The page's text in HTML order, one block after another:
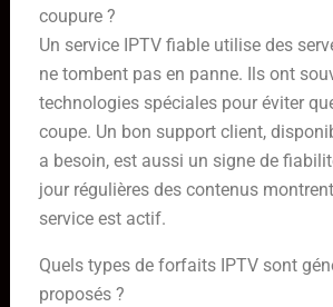
coupure ?
Un service IPTV fiable utilise des
ne tombent pas en panne. Ils ont
technologies spéciales pour éviter
coupe. Un bon support client,
a besoin, est aussi un signe de
jour régulières des contenus
service est actif.
Quels types de forfaits IPTV sont
proposés ?